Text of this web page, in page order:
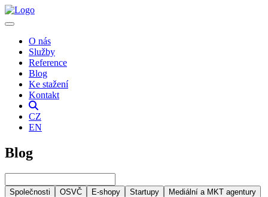
O nás
Služby
Reference
Blog
Ke stažení
Kontakt
CZ
EN
Blog
Společnosti OSVČ E-shopy Startupy
Mediální a MKT agentury